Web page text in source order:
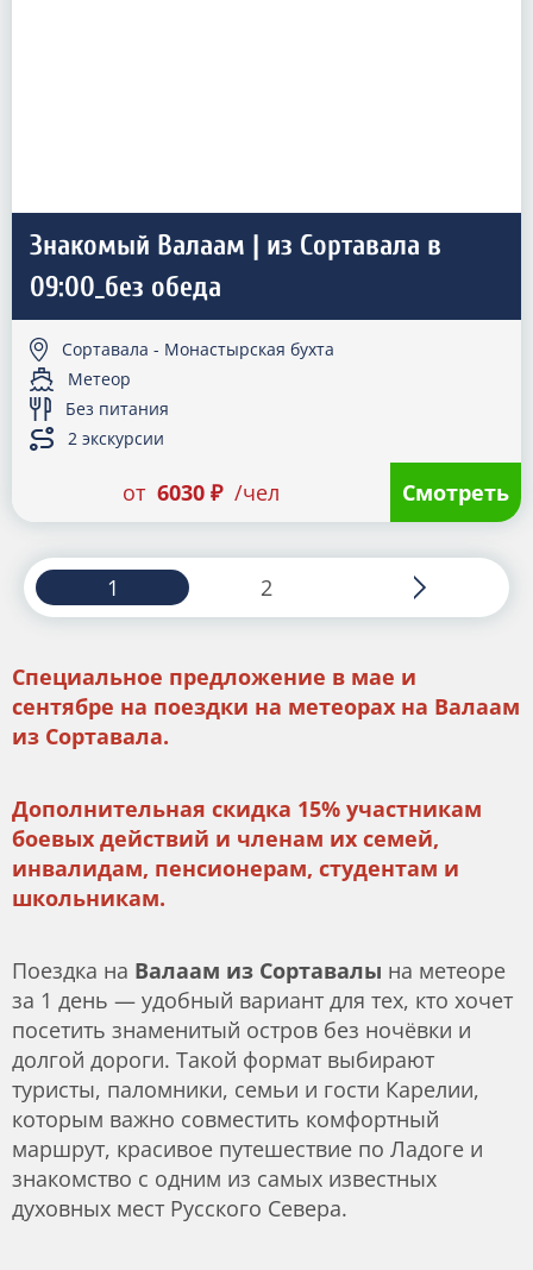
Знакомый Валаам | из Сортавала в
09:00_без обеда
Сортавала - Монастырская бухта
Метеор
Без питания
2 экскурсии
от 6030 ₽ /чел Смотреть
1 2
Специальное предложение в мае и
сентябре на поездки на метеорах на Валаам
из Сортавала.
Дополнительная скидка 15% участникам
боевых действий и членам их семей,
инвалидам, пенсионерам, студентам и
школьникам.
Поездка на Валаам из Сортавалы на метеоре
за 1 день — удобный вариант для тех, кто хочет
посетить знаменитый остров без ночёвки и
долгой дороги. Такой формат выбирают
туристы, паломники, семьи и гости Карелии,
которым важно совместить комфортный
маршрут, красивое путешествие по Ладоге и
знакомство с одним из самых известных
духовных мест Русского Севера.